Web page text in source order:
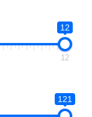
12
12
121